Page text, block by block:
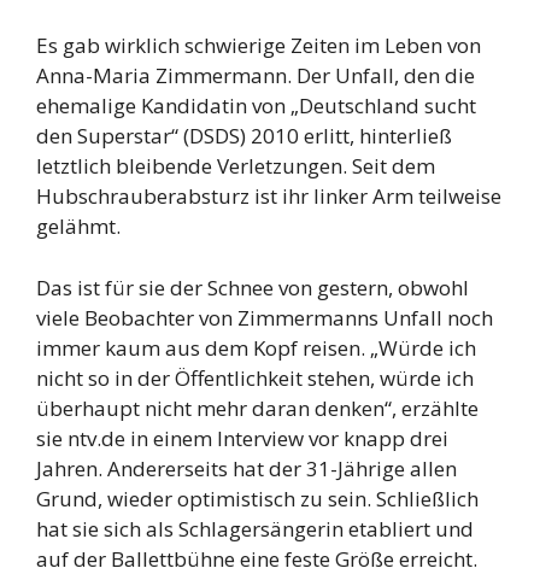
Es gab wirklich schwierige Zeiten im Leben von
Anna-Maria Zimmermann. Der Unfall, den die
ehemalige Kandidatin von „Deutschland sucht
den Superstar“ (DSDS) 2010 erlitt, hinterließ
letztlich bleibende Verletzungen. Seit dem
Hubschrauberabsturz ist ihr linker Arm teilweise
gelähmt.
Das ist für sie der Schnee von gestern, obwohl
viele Beobachter von Zimmermanns Unfall noch
immer kaum aus dem Kopf reisen. „Würde ich
nicht so in der Öffentlichkeit stehen, würde ich
überhaupt nicht mehr daran denken“, erzählte
sie ntv.de in einem Interview vor knapp drei
Jahren. Andererseits hat der 31-Jährige allen
Grund, wieder optimistisch zu sein. Schließlich
hat sie sich als Schlagersängerin etabliert und
auf der Ballettbühne eine feste Größe erreicht.